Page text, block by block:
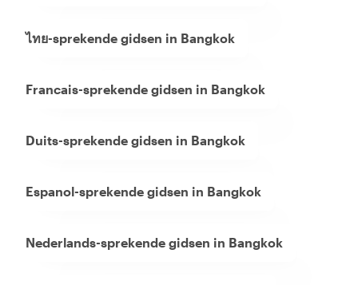
ไทย-sprekende gidsen in Bangkok
Francais-sprekende gidsen in Bangkok
Duits-sprekende gidsen in Bangkok
Espanol-sprekende gidsen in Bangkok
Nederlands-sprekende gidsen in Bangkok